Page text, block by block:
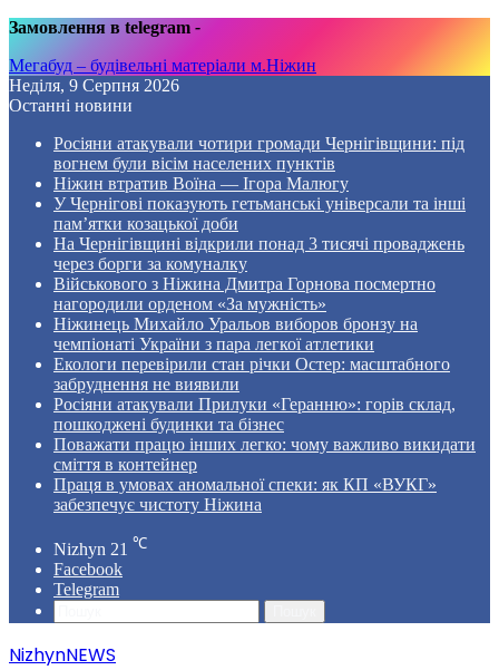
Замовлення в telegram -
Мегабуд – будівельні матеріали м.Ніжин
Неділя, 9 Серпня 2026
Останні новини
Росіяни атакували чотири громади Чернігівщини: під
вогнем були вісім населених пунктів
Ніжин втратив Воїна — Ігора Малюгу
У Чернігові показують гетьманські універсали та інші
пам’ятки козацької доби
На Чернігівщині відкрили понад 3 тисячі проваджень
через борги за комуналку
Військового з Ніжина Дмитра Горнова посмертно
нагородили орденом «За мужність»
Ніжинець Михайло Уральов виборов бронзу на
чемпіонаті України з пара легкої атлетики
Екологи перевірили стан річки Остер: масштабного
забруднення не виявили
Росіяни атакували Прилуки «Геранню»: горів склад,
пошкоджені будинки та бізнес
Поважати працю інших легко: чому важливо викидати
сміття в контейнер
Праця в умовах аномальної спеки: як КП «ВУКГ»
забезпечує чистоту Ніжина
Nizhyn 21 ℃
Facebook
Telegram
NizhynNEWS